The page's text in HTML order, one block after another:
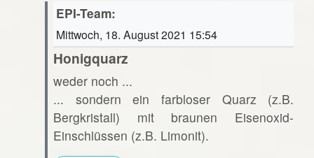
EPI-Team:
Mittwoch, 18. August 2021 15:54
Honigquarz
weder noch ...
... sondern ein farbloser Quarz (z.B.
Bergkristall) mit braunen Eisenoxid-
Einschlüssen (z.B. Limonit).